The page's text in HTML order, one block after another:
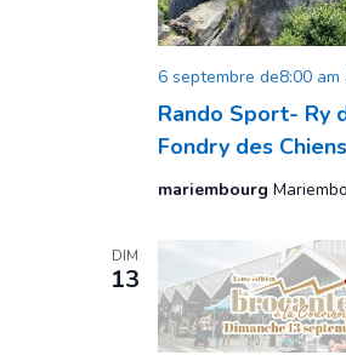
Rando Sport- Ry
Fondry des Chiens
6 septembre de8:00 am
mariembourg
DIM
13